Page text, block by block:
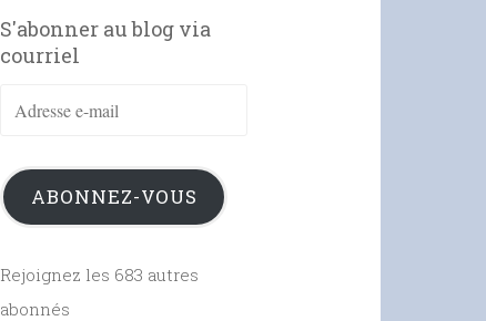
S'abonner au blog via
courriel
Adresse
mail
ABONNEZ-VOUS
Rejoignez les 683 autres
abonnés